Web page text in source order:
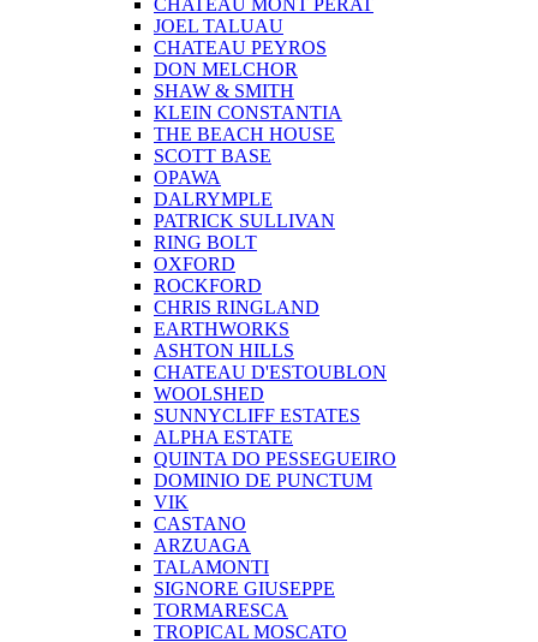
CHATEAU MONT PERAT
JOEL TALUAU
CHATEAU PEYROS
DON MELCHOR
SHAW & SMITH
KLEIN CONSTANTIA
THE BEACH HOUSE
SCOTT BASE
OPAWA
DALRYMPLE
PATRICK SULLIVAN
RING BOLT
OXFORD
ROCKFORD
CHRIS RINGLAND
EARTHWORKS
ASHTON HILLS
CHATEAU D'ESTOUBLON
WOOLSHED
SUNNYCLIFF ESTATES
ALPHA ESTATE
QUINTA DO PESSEGUEIRO
DOMINIO DE PUNCTUM
VIK
CASTANO
ARZUAGA
TALAMONTI
SIGNORE GIUSEPPE
TORMARESCA
TROPICAL MOSCATO